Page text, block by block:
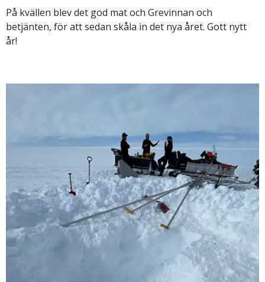
På kvällen blev det god mat och Grevinnan och
betjänten, för att sedan skåla in det nya året. Gott nytt
år!